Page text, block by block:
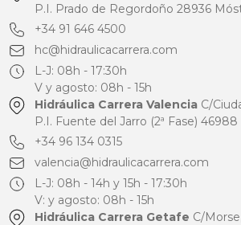
P.I. Prado de Regordoño 28936
+34 91 646 4500
hc@hidraulicacarrera.com
L-J: 08h - 17:30h
V y agosto: 08h - 15h
Hidráulica Carrera ValenciaC/
P.I. Fuente del Jarro (2ª Fase)
+34 96 134 0315
valencia@hidraulicacarrera.com
L-J: 08h - 14h y 15h - 17:30h
V: y agosto: 08h - 15h
Hidráulica Carrera Getafe C/